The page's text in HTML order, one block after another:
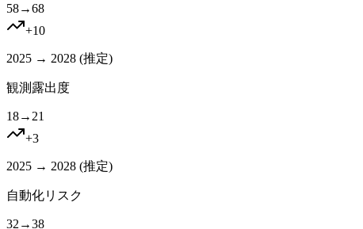
58→68
+10
2025 → 2028 (推定)
観測露出度
18→ 21
+3
2025 → 2028 (推定)
自動化リスク
32 →38